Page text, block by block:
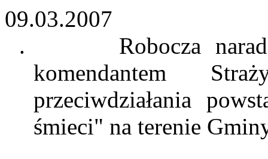
09.03.2007
.
Robocza
komendantem
przeciwdziałania
śmieci" na terenie